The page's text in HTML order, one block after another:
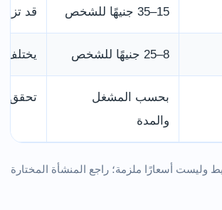
15–35 جنيهًا للشخص قد
8–25 جنيهًا للشخص يختلف
بحسب المشغل
والمدة
تحقق
وليست أسعارًا ملزمة؛ راجع المنشأة المختارة